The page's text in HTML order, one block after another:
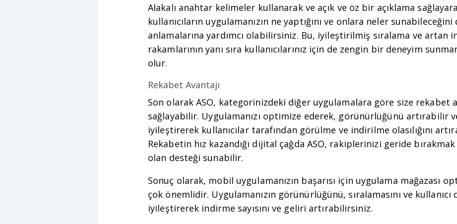
Alakalı anahtar kelimeler kullanarak ve açık ve öz bir açıklama
kullanıcıların uygulamanızın ne yaptığını ve onlara neler sunabileceğini
anlamalarına yardımcı olabilirsiniz. Bu, iyileştirilmiş sıralama ve artan
rakamlarının yanı sıra kullanıcılarınız için de zengin bir deneyim
olur.
Rekabet Avantajı
Son olarak ASO, kategorinizdeki diğer uygulamalara göre size rekabet
sağlayabilir. Uygulamanızı optimize ederek, görünürlüğünü artırabilir ve
iyileştirerek kullanıcılar tarafından görülme ve indirilme olasılığını
Rekabetin hız kazandığı dijital çağda ASO, rakiplerinizi geride bırakmak
olan desteği sunabilir.
Sonuç olarak, mobil uygulamanızın başarısı için uygulama mağazası
çok önemlidir. Uygulamanızın görünürlüğünü, sıralamasını ve kullanıcı
iyileştirerek indirme sayısını ve geliri artırabilirsiniz.